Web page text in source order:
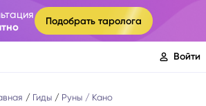
Подобрать таролога
Войти
Гиды Руны Кано